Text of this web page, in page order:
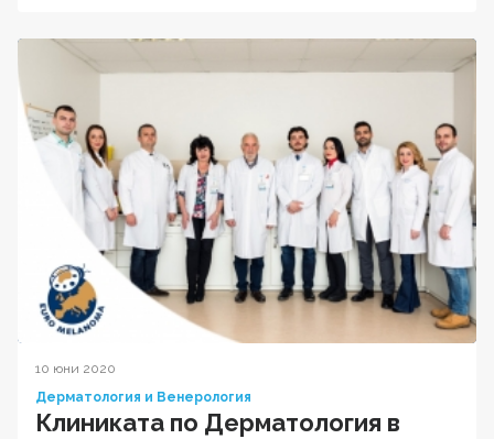
10 юни 2020
Дерматология и Венерология
Клиниката по Дерматология в